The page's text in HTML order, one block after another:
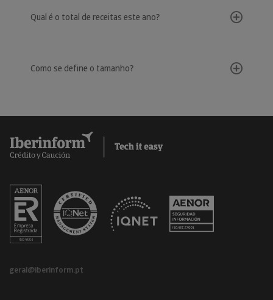
Qual é o total de receitas este ano?
Como se define o tamanho?
geral@iberinform.pt